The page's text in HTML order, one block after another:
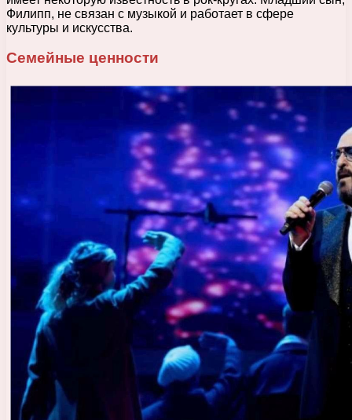
Филипп, не связан с музыкой и работает в сфере
культуры и искусства.
Семейные ценности